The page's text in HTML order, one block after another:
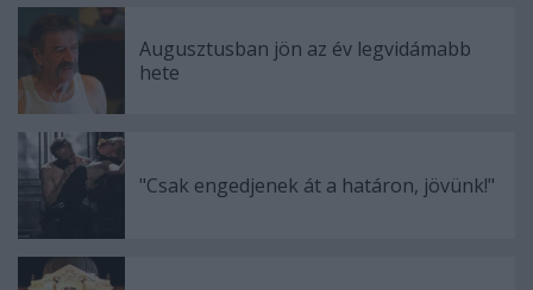
Augusztusban jön az év legvidámabb
hete
"Csak engedjenek át a határon, jövünk!"